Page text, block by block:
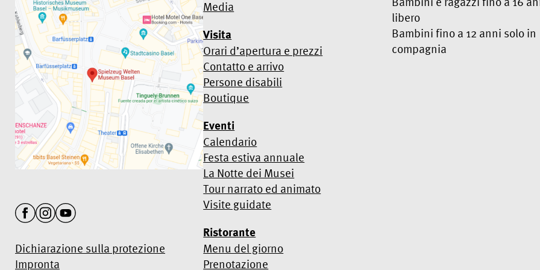
Dichiarazione sulla protezione
Impronta
Media
Visita
Orari d’apertura e prezzi
Contatto e arrivo
Persone disabili
Boutique
Eventi
Calendario
Festa estiva annuale
La Notte dei Musei
Tour narrato ed animato
Visite guidate
Ristorante
Menu del giorno
Prenotazione
libero
Bambini fino a 12 anni solo in
compagnia